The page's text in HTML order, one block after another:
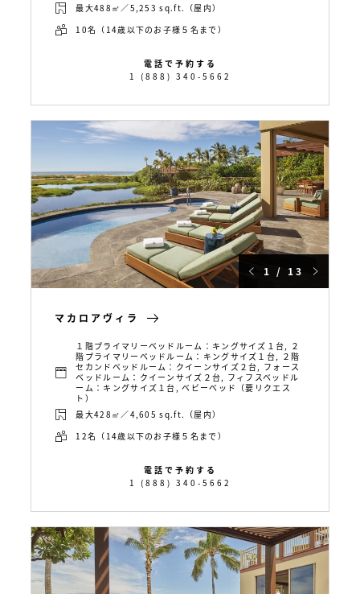
最大488㎡／5,253 sq.ft.（屋内）
10名（14歳以下のお子様５名まで）
電話で予約する
1 (888) 340-5662
1 / 13
マカロアヴィラ
１階プライマリーベッドルーム：キングサイズ１台, ２
階プライマリーベッドルーム：キングサイズ１台, ２階
セカンドベッドルーム：クイーンサイズ２台, フォース
ベッドルーム：クイーンサイズ２台, フィフスベッドル
ーム：キングサイズ１台, ベビーベッド（要リクエス
ト）
最大428㎡／4,605 sq.ft.（屋内）
12名（14歳以下のお子様５名まで）
電話で予約する
1 (888) 340-5662